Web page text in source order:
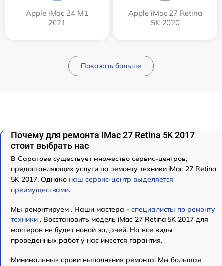
Apple iMac 24 M1
2021
Apple iMac 27 Retina
5K 2020
Показать больше
Почему для ремонта iMac 27 Retina 5K 2017
стоит выбрать нас
В Саратове существует множество сервис-центров,
предоставляющих услуги по ремонту техники iMac 27 Retina
5K 2017. Однако наш сервис-центр выделяется
преимуществами.
Мы ремонтируем . Наши мастера - специалисты по ремонту
техники . Восстановить модель iMac 27 Retina 5K 2017 для
мастеров не будет новой задачей. На все виды
проведенных работ у нас имеется гарантия.
Минимальные сроки выполнения ремонта. Мы большая